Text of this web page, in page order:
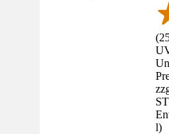
(
ST
l)